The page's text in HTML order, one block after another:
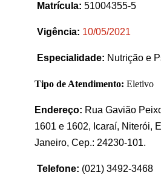
Matrícula: 51004355-5
Vigência: 10/05/2021
Especialidade: Nutrição e
Tipo de Atendimento: Eletivo
Endereço: Rua Gavião
1601 e 1602, Icaraí, Niterói,
Janeiro, Cep.: 24230-101.
Telefone: (021) 3492-3468